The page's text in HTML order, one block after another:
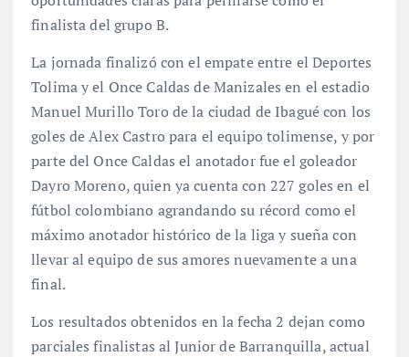
finalista del grupo B.
La jornada finalizó con el empate entre el Deportes
Tolima y el Once Caldas de Manizales en el estadio
Manuel Murillo Toro de la ciudad de Ibagué con los
goles de Alex Castro para el equipo tolimense, y por
parte del Once Caldas el anotador fue el goleador
Dayro Moreno, quien ya cuenta con 227 goles en el
fútbol colombiano agrandando su récord como el
máximo anotador histórico de la liga y sueña con
llevar al equipo de sus amores nuevamente a una
final.
Los resultados obtenidos en la fecha 2 dejan como
parciales finalistas al Junior de Barranquilla, actual